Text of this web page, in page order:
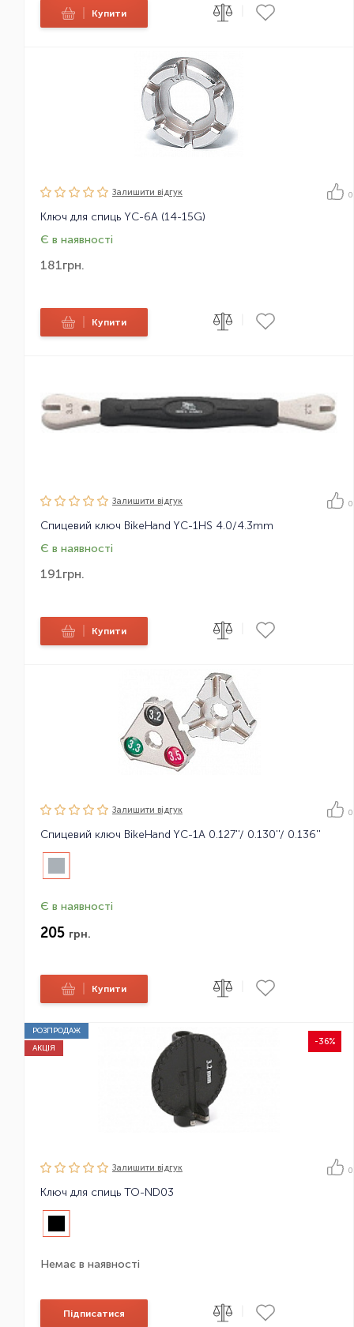
Купити
Залишити вiдгук 0
Ключ для спиць YC-6A (14-15G)
Є в наявності
181грн.
Купити
Залишити вiдгук 0
Спицевий ключ BikeHand YC-1HS 4.0/4.3mm
Є в наявності
191грн.
Купити
Залишити вiдгук 0
Спицевий ключ BikeHand YC-1A 0.127''/ 0.130''/ 0.136''
Є в наявності
205 грн.
Купити
РОЗПРОДАЖ
-36%
АКЦІЯ
Залишити вiдгук 0
Ключ для спиць TO-ND03
Немає в наявності
Підписатися